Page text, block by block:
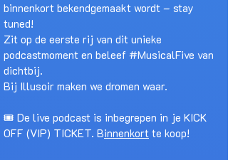
binnenkort bekendgemaakt wordt – stay
tuned!
Zit op de eerste rij van dit unieke
podcastmoment en beleef #MusicalFive van
dichtbij.
Bij Illusoir maken we dromen waar.
🎟️ De live podcast is inbegrepen in je KICK
OFF (VIP) TICKET. Binnenkort te koop!